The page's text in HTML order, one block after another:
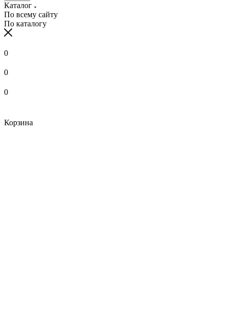
Каталог
По всему сайту
По каталогу
0
0
0
Корзина